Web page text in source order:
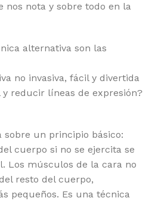
nos nota y sobre todo en la
alternativa son las
no invasiva, fácil y divertida
reducir líneas de expresión?
sobre un principio básico:
cuerpo si no se ejercita se
Los músculos de la cara no
resto del cuerpo,
pequeños. Es una técnica